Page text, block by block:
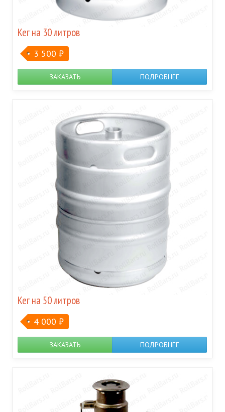
Кег на 30 литров
3 500 ₽
ЗАКАЗАТЬ ПОДРОБНЕЕ
Кег на 50 литров
4 000 ₽
ЗАКАЗАТЬ ПОДРОБНЕЕ